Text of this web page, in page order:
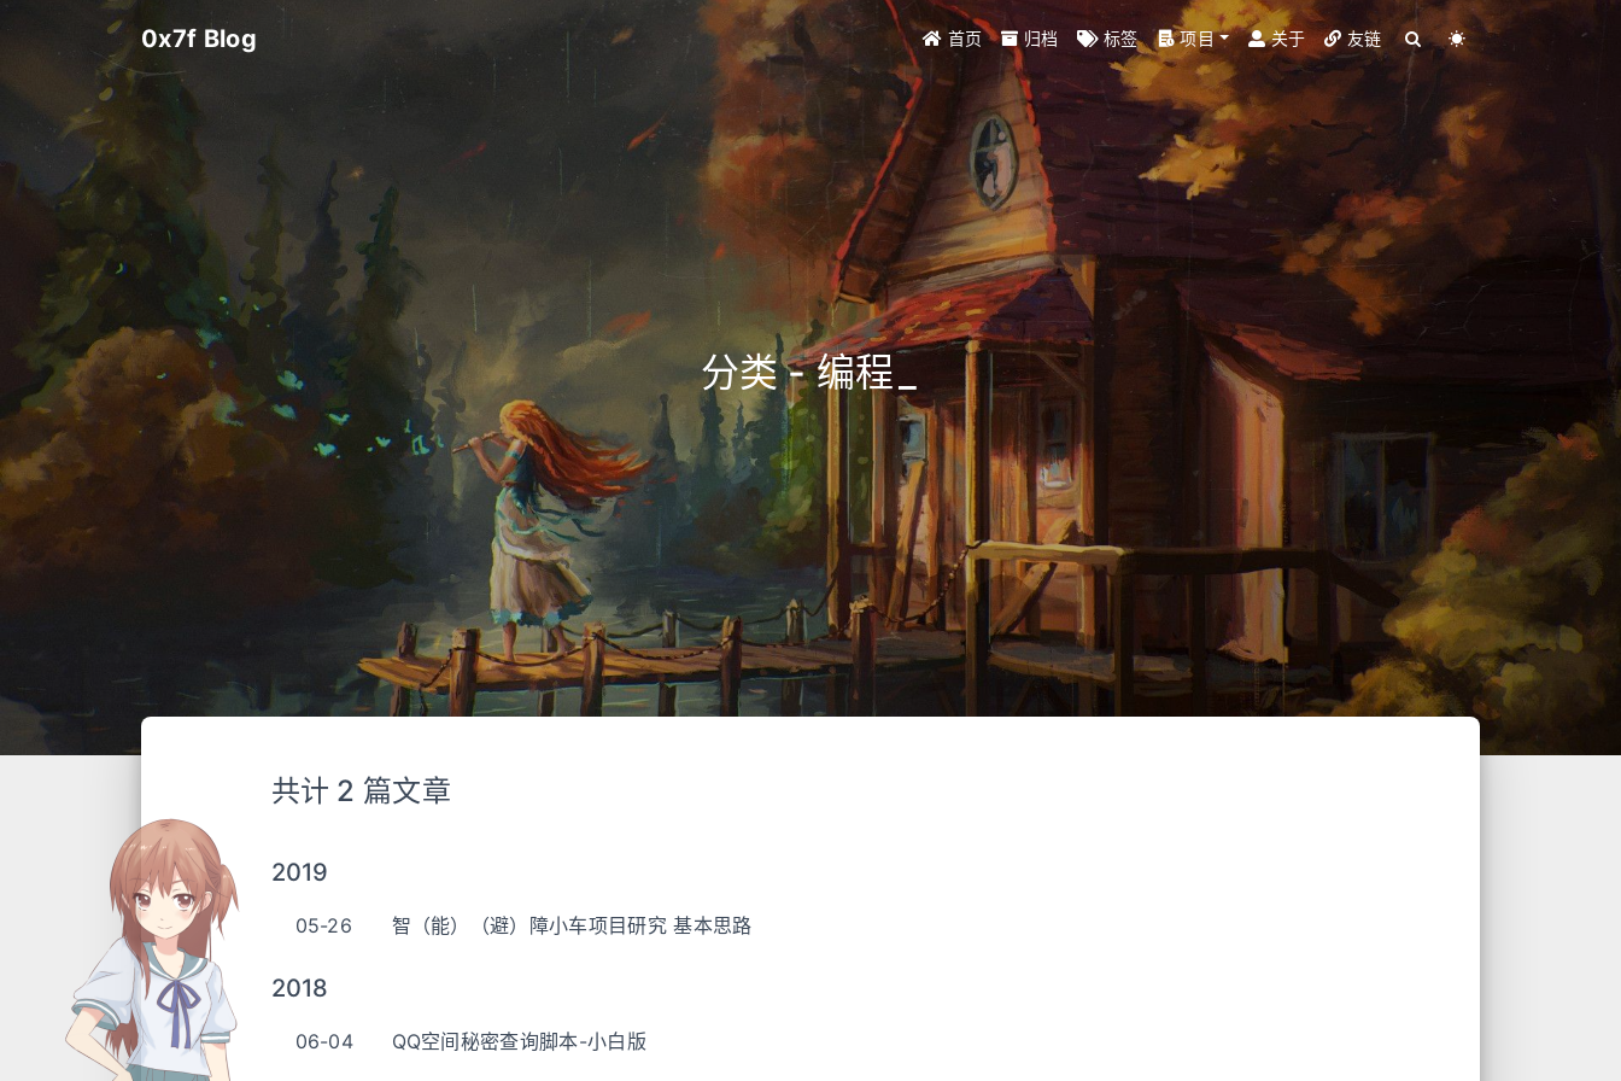
0x7f Blog 首页 归档 标签 项目 关于 友链
分类 - 编程 _
共计 2 篇文章
2019
05-26 智（能）（避）障小车项目研究 基本思路
2018
06-04 QQ空间秘密查询脚本-小白版